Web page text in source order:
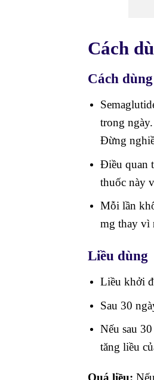
Cách
Cách dùng
trong
Đừng
Điều quan
thuốc này
Mỗi lần
mg thay vì
Liều dùng
Liều khởi
Sau 30
Nếu sau
tăng liều
Quá liều: